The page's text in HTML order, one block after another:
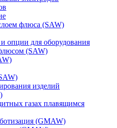
флюса (SAW)
опции для оборудования
(SAW)
изделий
газах плавящимся
(GMAW)